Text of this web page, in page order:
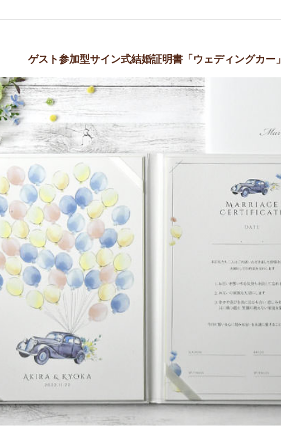
ゲスト参加型サイン式結婚証明書「ウェディングカー」